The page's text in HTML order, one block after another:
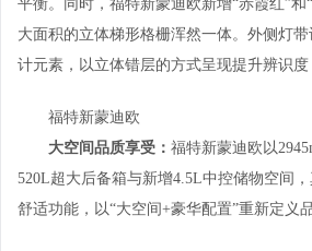
平衡。同时，福特新蒙迪欧新增“赤霞红”
大面积的立体梯形格栅浑然一体。外侧灯
计元素，以立体错层的方式呈现提升辨识
福特新蒙迪欧
大空间品质享受： 福特新蒙迪欧以
520L超大后备箱与新增4.5L中控储物空间
舒适功能，以“大空间+豪华配置”重新定义